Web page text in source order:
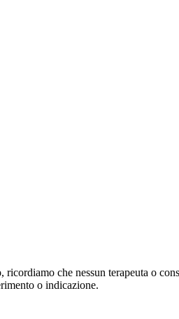
che nessun terapeuta o
o indicazione.